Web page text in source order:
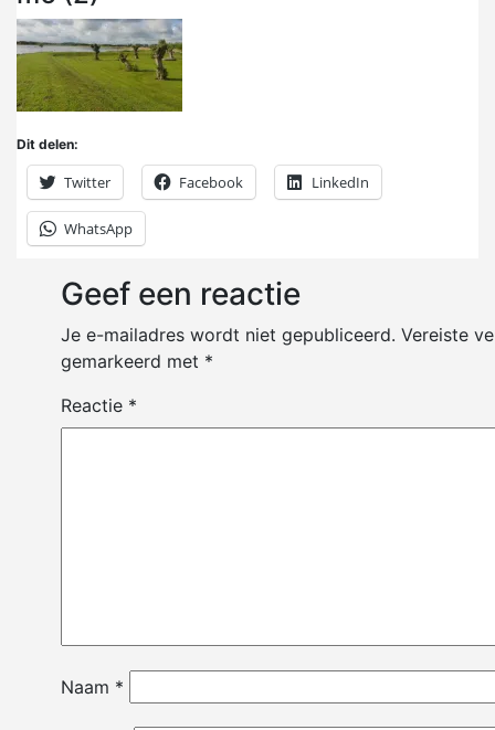
Dit delen:
Twitter Facebook LinkedIn
WhatsApp
Geef een reactie
Je e-mailadres wordt niet gepubliceerd. Vereiste
gemarkeerd met *
Reactie *
Naam *